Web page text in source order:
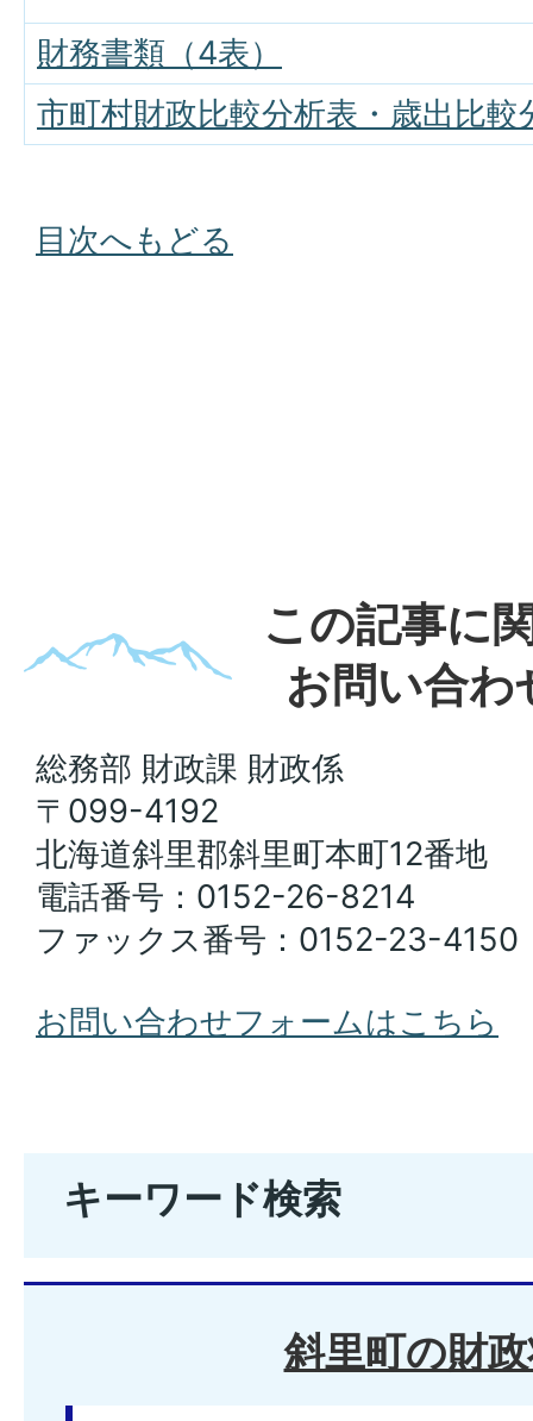
財務書類（4表）
市町村財政比較分析表・歳出比較
目次へもどる
この記事に
お問い合わ
総務部 財政課 財政係
〒099-4192
北海道斜里郡斜里町本町12番地
電話番号：0152-26-8214
ファックス番号：0152-23-4150
お問い合わせフォームはこちら
キーワード検索
斜里町の財